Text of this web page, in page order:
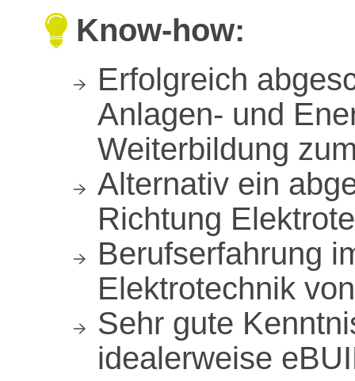
Know-how:
Erfolgreich
Anlagen- und
Weiterbildung
Alternativ ein
Richtung
Berufserfahrung
Elektrotechnik
Sehr gute
idealerweise